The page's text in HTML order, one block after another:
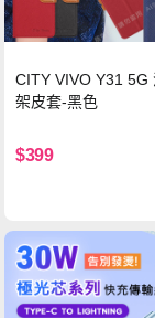
CITY VIVO Y31 5G
架皮套-黑色
$399